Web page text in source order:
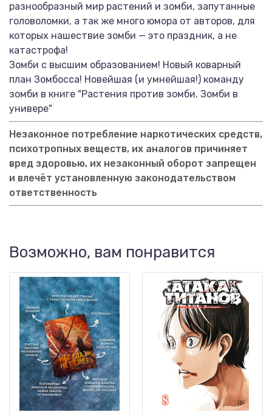
разнообразный мир растений и зомби, запутанные
головоломки, а так же много юмора от авторов, для
которых нашествие зомби — это праздник, а не
катастрофа!
Зомби с высшим образованием! Новый коварный
план Зомбосса! Новейшая (и умнейшая!) команду
зомби в книге "Растения против зомби. Зомби в
универе"
Незаконное потребление наркотических средств,
психотропных веществ, их аналогов причиняет
вред здоровью, их незаконный оборот запрещен
и влечёт установленную законодательством
ответственность
Возможно, вам понравится